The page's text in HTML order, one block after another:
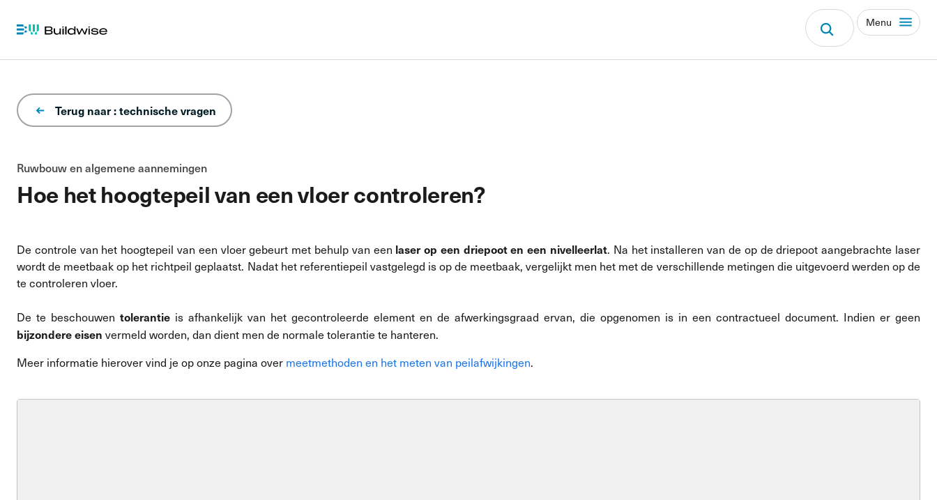
Menu
Hoe het hoogtepeil van een vloer controleren?
Ruwbouw en algemene aannemingen
Terug naar : technische vragen
De controle van het hoogtepeil van een vloer gebeurt met behulp van een laser op een driepoot en een nivelleerlat. Na het installeren van de op de driepoot aangebrachte laser
wordt de meetbaak op het richtpeil geplaatst. Nadat het referentiepeil vastgelegd is op de meetbaak, vergelijkt men het met de verschillende metingen die uitgevoerd werden op de
te controleren vloer.
De te beschouwen tolerantie is afhankelijk van het gecontroleerde element en de afwerkingsgraad ervan, die opgenomen is in een contractueel document. Indien er geen
bijzondere eisen vermeld worden, dan dient men de normale tolerantie te hanteren.
Meer informatie hierover vind je op onze pagina over meetmethoden en het meten van peilafwijkingen.